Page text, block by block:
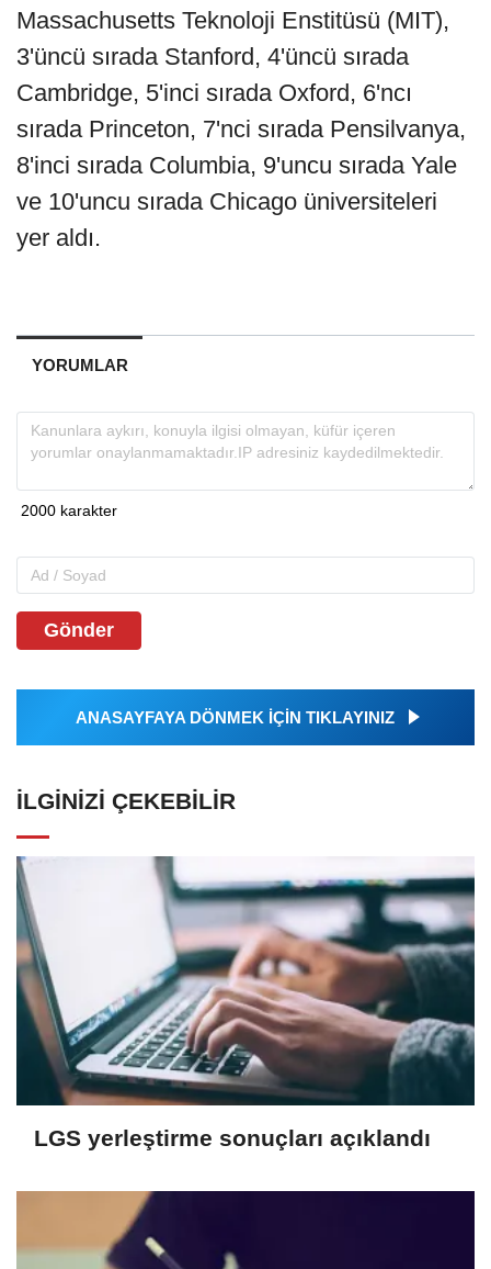
Massachusetts Teknoloji Enstitüsü (MIT),
3'üncü sırada Stanford, 4'üncü sırada
Cambridge, 5'inci sırada Oxford, 6'ncı
sırada Princeton, 7'nci sırada Pensilvanya,
8'inci sırada Columbia, 9'uncu sırada Yale
ve 10'uncu sırada Chicago üniversiteleri
yer aldı.
YORUMLAR
Gönder
ANASAYFAYA DÖNMEK İÇİN TIKLAYINIZ
İLGINIZI ÇEKEBILIR
LGS yerleştirme sonuçları açıklandı